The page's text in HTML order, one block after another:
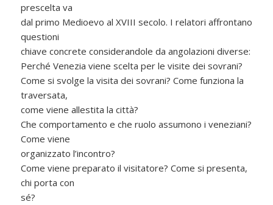
prescelta va
dal primo Medioevo al XVIII secolo. I relatori affrontano
questioni
chiave concrete considerandole da angolazioni diverse:
Perché Venezia viene scelta per le visite dei sovrani?
Come si svolge la visita dei sovrani? Come funziona la
traversata,
come viene allestita la città?
Che comportamento e che ruolo assumono i veneziani?
Come viene
organizzato l’incontro?
Come viene preparato il visitatore? Come si presenta,
chi porta con
sé?